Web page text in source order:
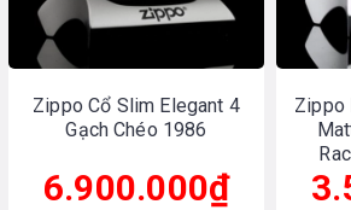
Zippo Cổ Slim Elegant 4
Gạch Chéo 1986
6.900.000₫
Zippo